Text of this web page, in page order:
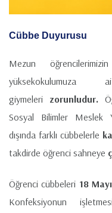
Cübbe Duyurusu
Mezun
giymeleri zorunludur.
Sosyal Bilimler Meslek
dışında farklı cübbelerle
takdirde öğrenci sahneye
Öğrenci cübbeleri 18
Konfeksiyonun